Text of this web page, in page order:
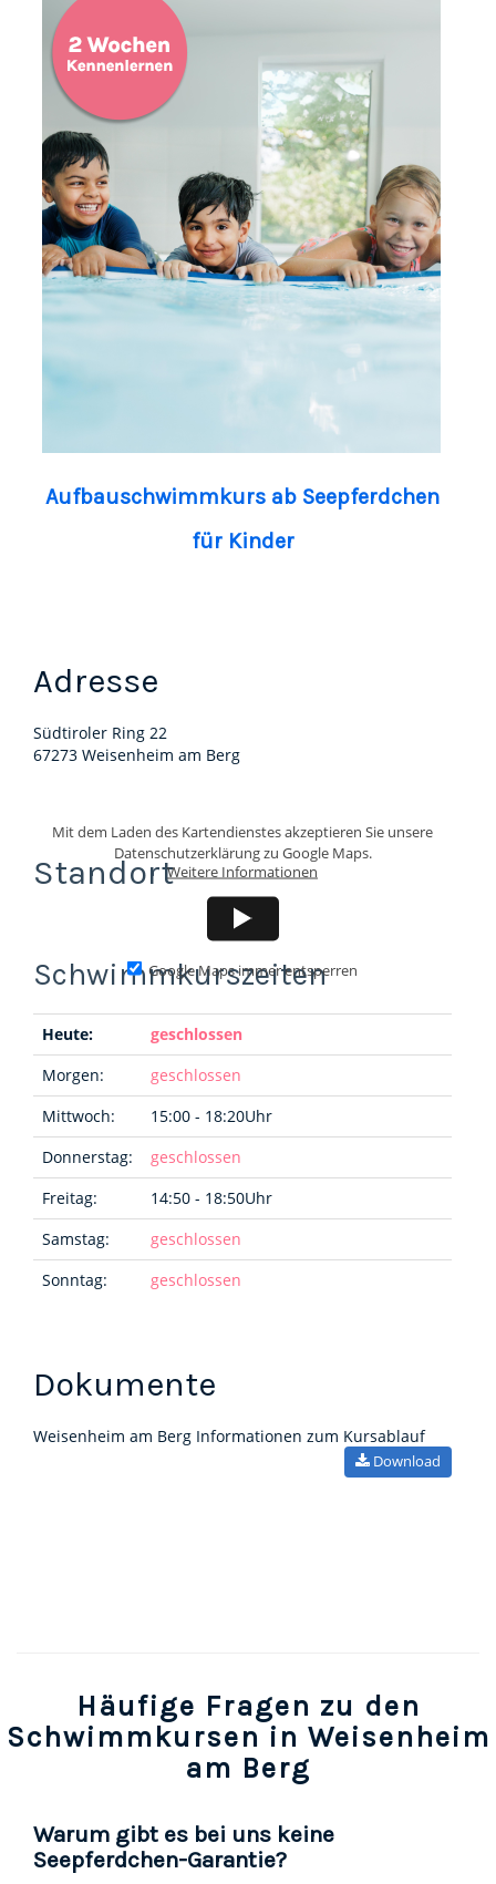
Aufbauschwimmkurs ab Seepferdchen
für Kinder
Adresse
Südtiroler Ring 22
67273 Weisenheim am Berg
Standort
Mit dem Laden des Kartendienstes akzeptieren Sie unsere
Datenschutzerklärung zu Google Maps.
Weitere Informationen
Google Maps immer entsperren
Heute:
geschlossen
Morgen:
geschlossen
Mittwoch:
15:00 - 18:20Uhr
Donnerstag:
geschlossen
Freitag:
14:50 - 18:50Uhr
Samstag:
geschlossen
Sonntag:
geschlossen
Dokumente
Weisenheim am Berg Informationen zum Kursablauf
Download
Häufige Fragen zu den
Schwimmkursen in Weisenheim
am Berg
Warum gibt es bei uns keine
Seepferdchen-Garantie?